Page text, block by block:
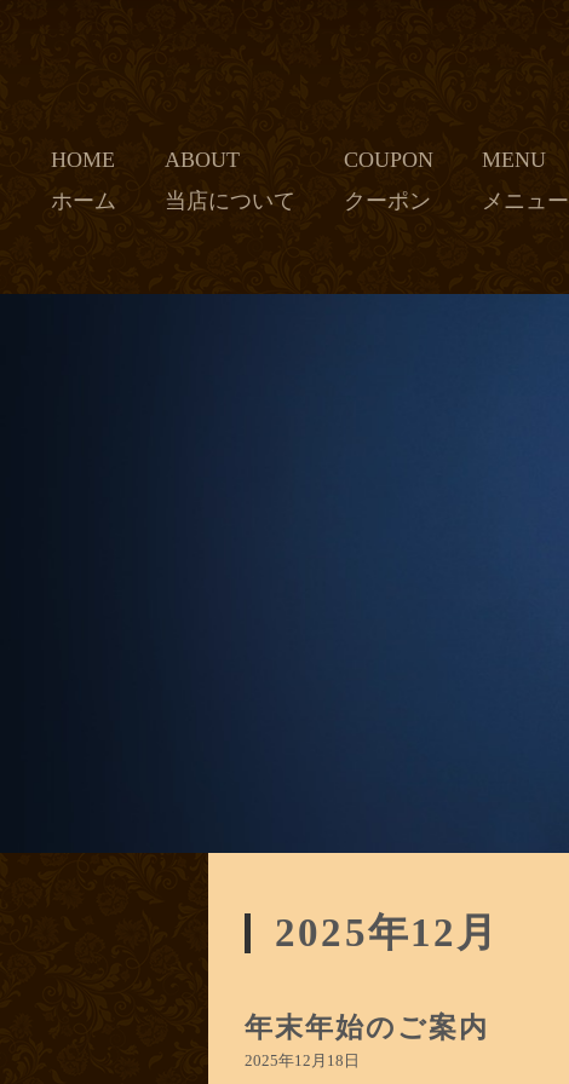
HOME
ホーム
ABOUT
当店について
COUPON
クーポン
MENU
メニュー
2025年12月
年末年始のご案内
2025年12月18日